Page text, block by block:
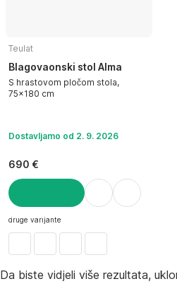
Teulat
Blagovaonski stol Alma
S hrastovom pločom stola,
75x180 cm
Dostavljamo od 2. 9. 2026
690 €
U KOŠARICU
druge varijante
Da biste vidjeli više rezultata,